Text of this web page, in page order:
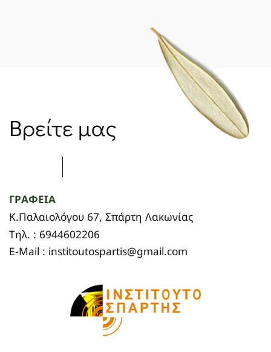
Βρείτε μας
ΓΡΑΦΕΙΑ
Κ.Παλαιολόγου 67, Σπάρτη Λακωνίας
Τηλ. : 6944602206
E-Mail : institoutospartis@gmail.com